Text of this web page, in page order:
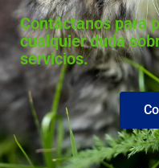
Contáctanos para
cualquier duda
servicios.